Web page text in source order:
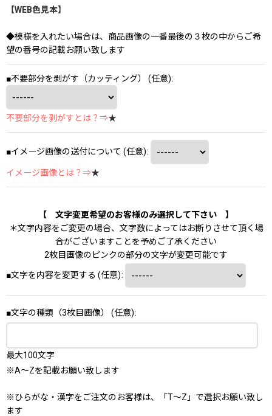
【WEB色見本】
◆模様を入れたい場合は、商品画像の一番最後の３枚の中からご希
望の番号の記載お願い致します
■不要部分を剥がす（カッティング） (任意):
不要部分を剥がすとは？⇒★
■イメージ画像の送付について (任意):
イメージ画像とは？⇒★
【 文字変更希望のお客様のみ選択して下さい 】
＊文字内容をご変更の場合、文字数によってはお断りさせて頂く場
合がございますことを予めご了承ください
2枚目画像のピンクの部分の文字が変更可能です
■文字を内容を変更する (任意):
■文字の種類（3枚目画像） (任意):
最大100文字
※A～Zを記載お願い致します
※ひらがな・漢字をご注文のお客様は、「T～Z」で選択お願い致し
ます